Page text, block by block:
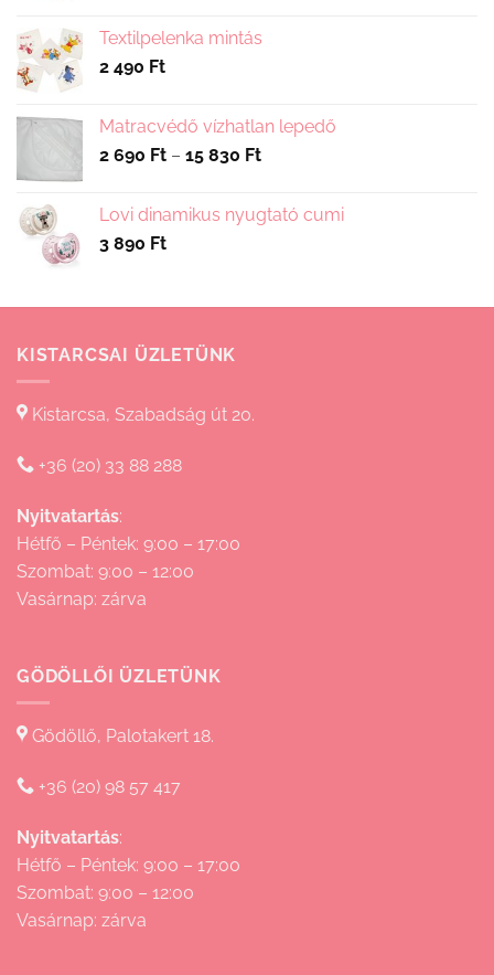
Textilpelenka mintás
2 490 Ft
Matracvédő vízhatlan lepedő
2 690 Ft – 15 830 FtÁrtartomány:
-
Lovi dinamikus nyugtató cumi
3 890 Ft
KISTARCSAI ÜZLETÜNK
Kistarcsa, Szabadság út 20.
+36 (20) 33 88 288
Nyitvatartás:
Hétfő – Péntek: 9:00 – 17:00
Szombat: 9:00 – 12:00
Vasárnap: zárva
GÖDÖLLŐI ÜZLETÜNK
Gödöllő, Palotakert 18.
+36 (20) 98 57 417
Nyitvatartás:
Hétfő – Péntek: 9:00 – 17:00
Szombat: 9:00 – 12:00
Vasárnap: zárva